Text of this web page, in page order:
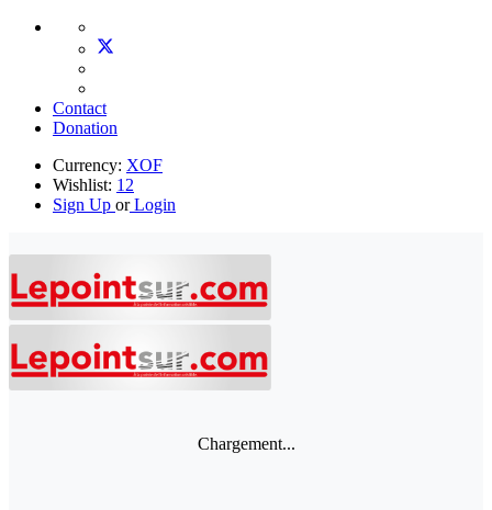
Contact
Donation
Currency: XOF
Wishlist: 12
Sign Up orLogin
Chargement...